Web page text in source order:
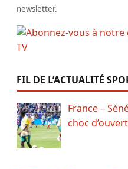
newsletter.
FIL DE L’ACTUALITÉ
France –
choc